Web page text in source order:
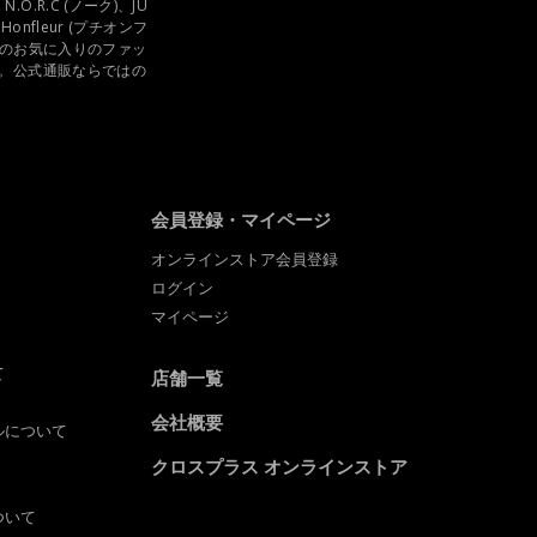
(ノーク)、JU
Honfleur (プチオンフ
お気に入りのファッ
公式通販ならではの
について
いて
会員登録・マイページ
オンラインストア会員登録
ログイン
マイページ
店舗一覧
会社概要
クロスプラス オンラインストア